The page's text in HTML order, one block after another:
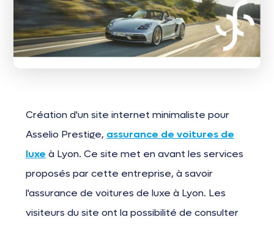
Création d'un site internet minimaliste pour
Asselio Prestige, assurance de voitures de
luxe à Lyon. Ce site met en avant les services
proposés par cette entreprise, à savoir
l'assurance de voitures de luxe à Lyon. Les
visiteurs du site ont la possibilité de consulter